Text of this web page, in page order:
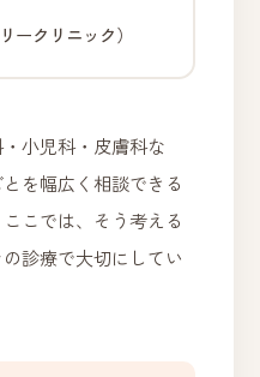
ークリニック）
小児科・皮膚科な
を幅広く相談できる
こでは、そう考える
診療で大切にしてい